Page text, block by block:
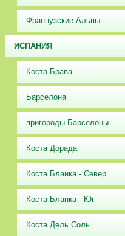
Французские Альпы
ИСПАНИЯ
Коста Брава
Барселона
пригороды Барселоны
Коста Дорада
Коста Бланка - Север
Коста Бланка - Юг
Коста Дель Соль